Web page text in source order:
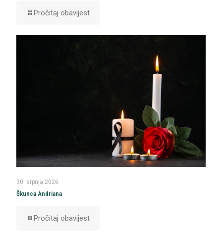
Pročitaj obavijest
30. srpnja 2026.
Škunca Andriana
Pročitaj obavijest